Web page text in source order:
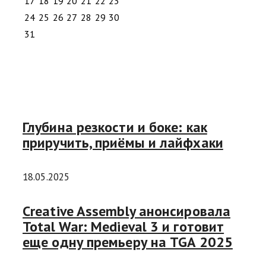
24 25 26 27 28 29 30
31
Глубина резкости и боке: как
приручить, приёмы и лайфхаки
18.05.2025
Creative Assembly анонсировала
Total War: Medieval 3 и готовит
еще одну премьеру на TGA 2025